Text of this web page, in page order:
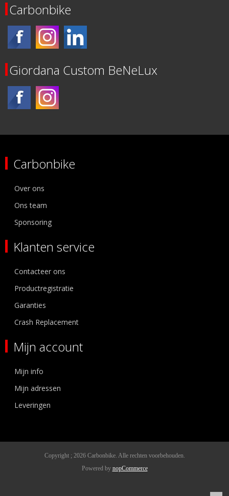
Carbonbike
Giordana Custom BeNeLux
Carbonbike
Over ons
Ons team
Sponsoring
Klanten service
Contacteer ons
Productregistratie
Garanties
Crash Replacement
Mijn account
Mijn info
Mijn adressen
Leveringen
Copyright ; 2026 Carbonbike. Alle rechten voorbehouden.
Powered by nopCommerce